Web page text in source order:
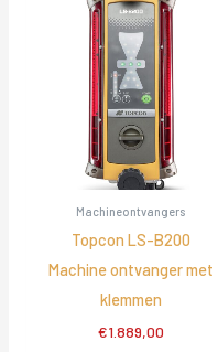
Machineontvangers
Topcon LS-B200
Machine ontvanger met
klemmen
€1.889,00